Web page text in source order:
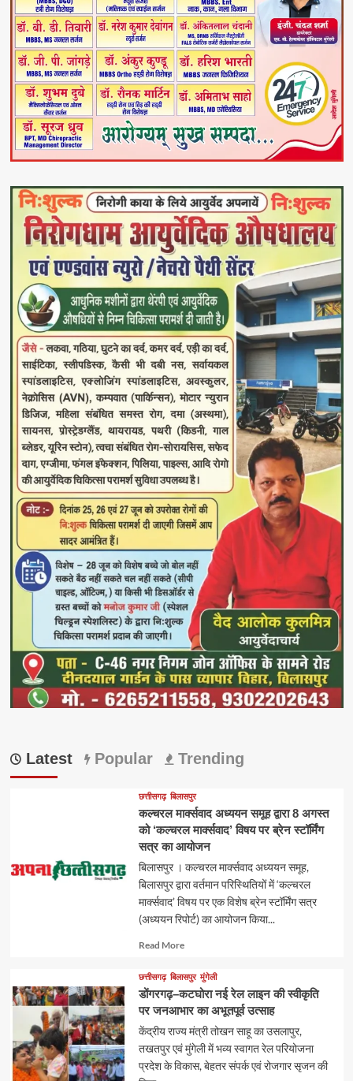
Latest Popular Trending
छत्तीसगढ़ बिलासपुर
कल्चरल मार्क्सवाद अध्ययन समूह द्वारा 8 अगस्त
को ‘कल्चरल मार्क्सवाद’ विषय पर ब्रेन स्टॉर्मिंग
सत्र का आयोजन
बिलासपुर । कल्चरल मार्क्सवाद अध्ययन समूह,
बिलासपुर द्वारा वर्तमान परिस्थितियों में ‘कल्चरल
मार्क्सवाद’ विषय पर एक विशेष ब्रेन स्टॉर्मिंग सत्र
(अध्ययन रिपोर्ट) का आयोजन किया...
Read MoreRead
about
छत्तीसगढ़ बिलासपुर मुंगेली
डोंगरगढ़–कटघोरा नई रेल लाइन की स्वीकृति
पर जनआभार का अभूतपूर्व उत्साह
केंद्रीय राज्य मंत्री तोखन साहू का उसलापुर,
तखतपुर एवं मुंगेली में भव्य स्वागत रेल परियोजना
प्रदेश के विकास, बेहतर संपर्क एवं रोजगार सृजन की